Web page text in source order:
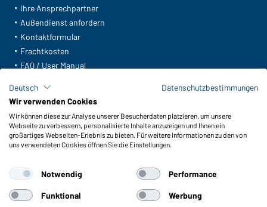
Ihre Ansprechpartner
Außendienst anfordern
Kontaktformular
Frachtkosten
FAQ / User Manual
Meldeportal nach Hinweisgeberschutz
Funktionen & Pflege
Produkteigenschaften
Pflegehinweise
Farben
Deutsch
Datenschutzbestimmungen
Wir verwenden Cookies
Wir können diese zur Analyse unserer Besucherdaten platzieren, um unsere
Webseite zu verbessern, personalisierte Inhalte anzuzeigen und Ihnen ein
großartiges Webseiten-Erlebnis zu bieten. Für weitere Informationen zu den von
uns verwendeten Cookies öffnen Sie die Einstellungen.
Notwendig Performance
Funktional Werbung